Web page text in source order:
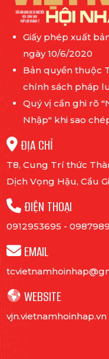
Giấy phép xuất
ngày 10/6/2020
Bản quyền thuộc
chính sách pháp
Quý vị cần ghi rõ
Nhập" khi sao
ĐỊA CHỈ
T8, Cung Trí thức
Dịch Vọng Hậu, Cầu
ĐIỆN THOẠI
0912953695 -
EMAIL
WEBSITE
vjn.vietnamhoinhap.vn